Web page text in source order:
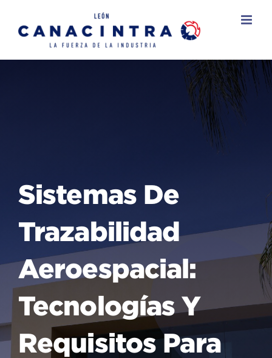
Sistemas De
Trazabilidad
Aeroespacial:
Tecnologías Y
Requisitos Para